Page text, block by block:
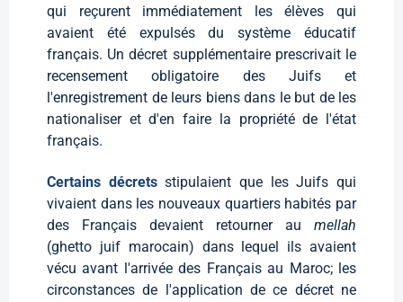
qui reçurent immédiatement les élèves qui
avaient été expulsés du système éducatif
français. Un décret supplémentaire prescrivait le
recensement obligatoire des Juifs et
l'enregistrement de leurs biens dans le but de les
nationaliser et d'en faire la propriété de l'état
français.
Certains décretsstipulaient que les Juifs qui
vivaient dans les nouveaux quartiers habités par
des Français devaient retourner au mellah
(ghetto juif marocain) dans lequel ils avaient
vécu avant l'arrivée des Français au Maroc; les
circonstances de l'application de ce décret ne